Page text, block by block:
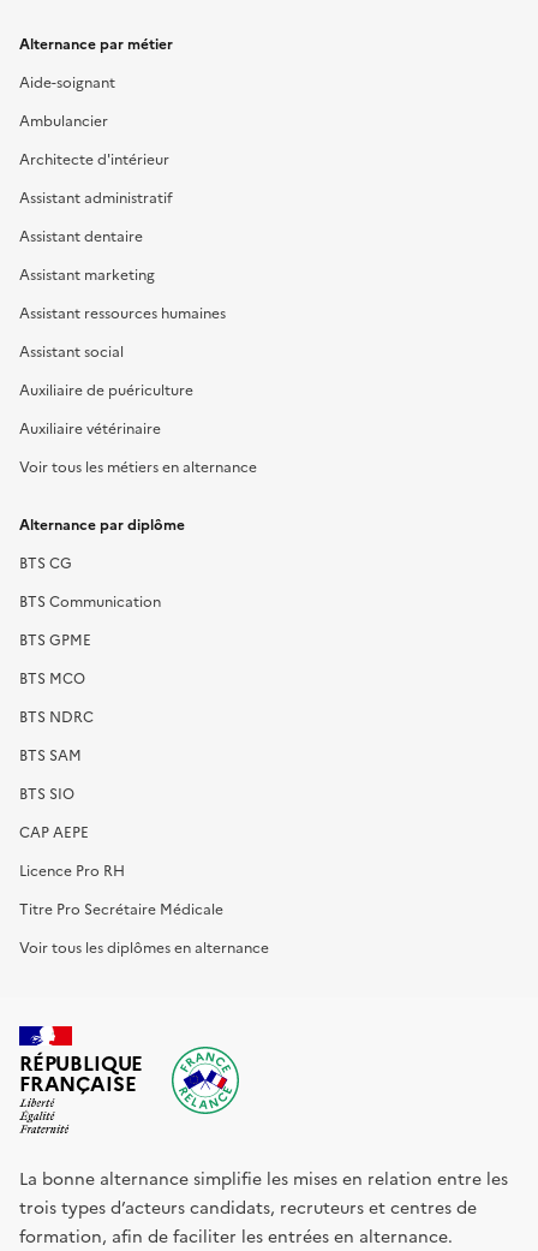
Alternance par métier
Aide-soignant
Ambulancier
Architecte d'intérieur
Assistant administratif
Assistant dentaire
Assistant marketing
Assistant ressources humaines
Assistant social
Auxiliaire de puériculture
Auxiliaire vétérinaire
Voir tous les métiers en alternance
Alternance par diplôme
BTS CG
BTS Communication
BTS GPME
BTS MCO
BTS NDRC
BTS SAM
BTS SIO
CAP AEPE
Licence Pro RH
Titre Pro Secrétaire Médicale
Voir tous les diplômes en alternance
RÉPUBLIQUE
FRANÇAISE
La bonne alternance simplifie les mises en relation entre les
trois types d’acteurs candidats, recruteurs et centres de
formation, afin de faciliter les entrées en alternance.